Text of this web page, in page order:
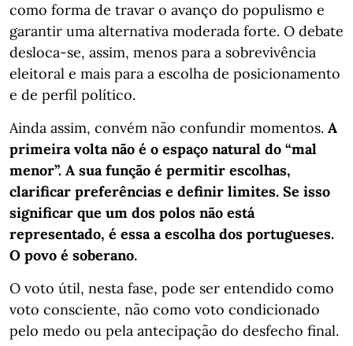
como forma de travar o avanço do populismo e
garantir uma alternativa moderada forte. O debate
desloca-se, assim, menos para a sobrevivência
eleitoral e mais para a escolha de posicionamento
e de perfil político.
Ainda assim, convém não confundir momentos. A
primeira volta não é o espaço natural do “mal
menor”. A sua função é permitir escolhas,
clarificar preferências e definir limites. Se isso
significar que um dos polos não está
representado, é essa a escolha dos portugueses.
O povo é soberano.
O voto útil, nesta fase, pode ser entendido como
voto consciente, não como voto condicionado
pelo medo ou pela antecipação do desfecho final.